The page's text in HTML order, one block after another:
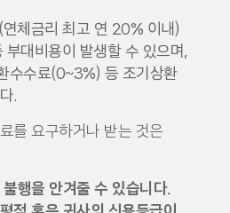
체금리 최고 연 20% 이내)
대비용이 발생할 수 있으며,
수수료(0~3%) 등 조기상환
.
를 요구하거나 받는 것은
행을 안겨줄 수 있습니다.